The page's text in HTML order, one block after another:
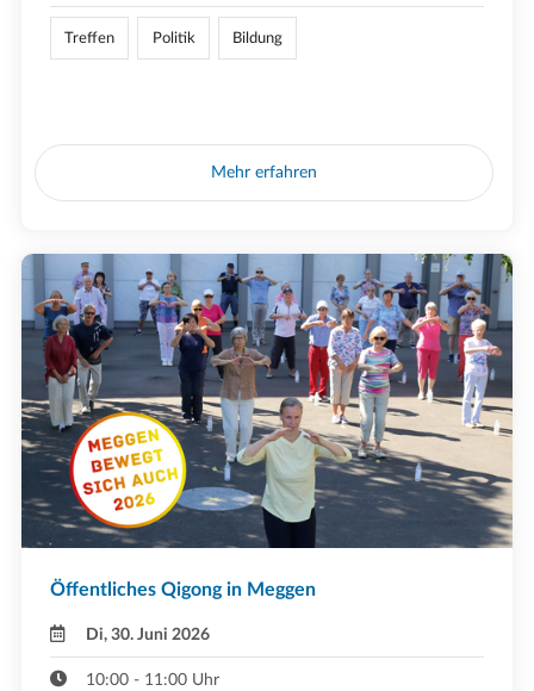
Treffen Politik Bildung
Mehr erfahren
Öffentliches Qigong in Meggen
Di, 30. Juni 2026
10:00 - 11:00 Uhr